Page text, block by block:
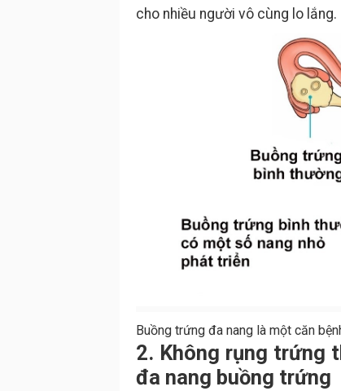
cho nhiều người vô cùng lo lắng.
Buồng trứng đa nang là một căn
2. Không rụng trứng
đa nang buồng trứng